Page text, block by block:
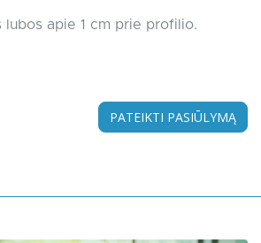
lubos apie 1 cm prie profilio.
PATEIKTI PASIŪLYMĄ